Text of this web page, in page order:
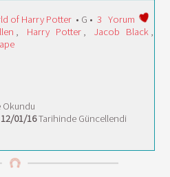
of Harry Potter • G • 3 Yorum
, Harry Potter , Jacob Black ,
12/01/16Tarihinde Güncellendi